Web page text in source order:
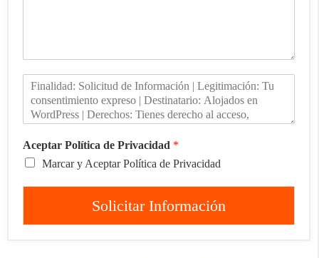
Aceptar Política de Privacidad *
Marcar y Aceptar Política de Privacidad
Solicitar Información